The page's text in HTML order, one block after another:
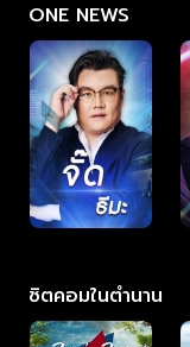
ONE NEWS
ซิตคอมในตำนาน